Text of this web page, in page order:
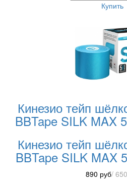
Купить
Кинезио тейп
BBTape SILK MAX
Кинезио тейп
BBTape SILK MAX
890 руб/ 650